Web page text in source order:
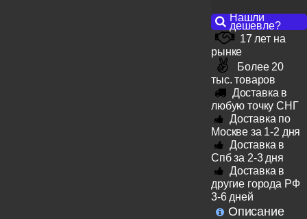
Нашли
дешевле?
17 лет на
рынке
Более 20
тыс. товаров
Доставка в
любую точку СНГ
Доставка по
Москве за 1-2 дня
Доставка в
Спб за 2-3 дня
Доставка в
другие города РФ
3-6 дней
Описание